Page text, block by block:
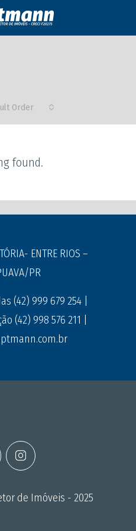
Order
found.
ENTRE RIOS –
PR
(42) 999 679 254 |
(42) 998 576 211 |
de Imóveis - 2025